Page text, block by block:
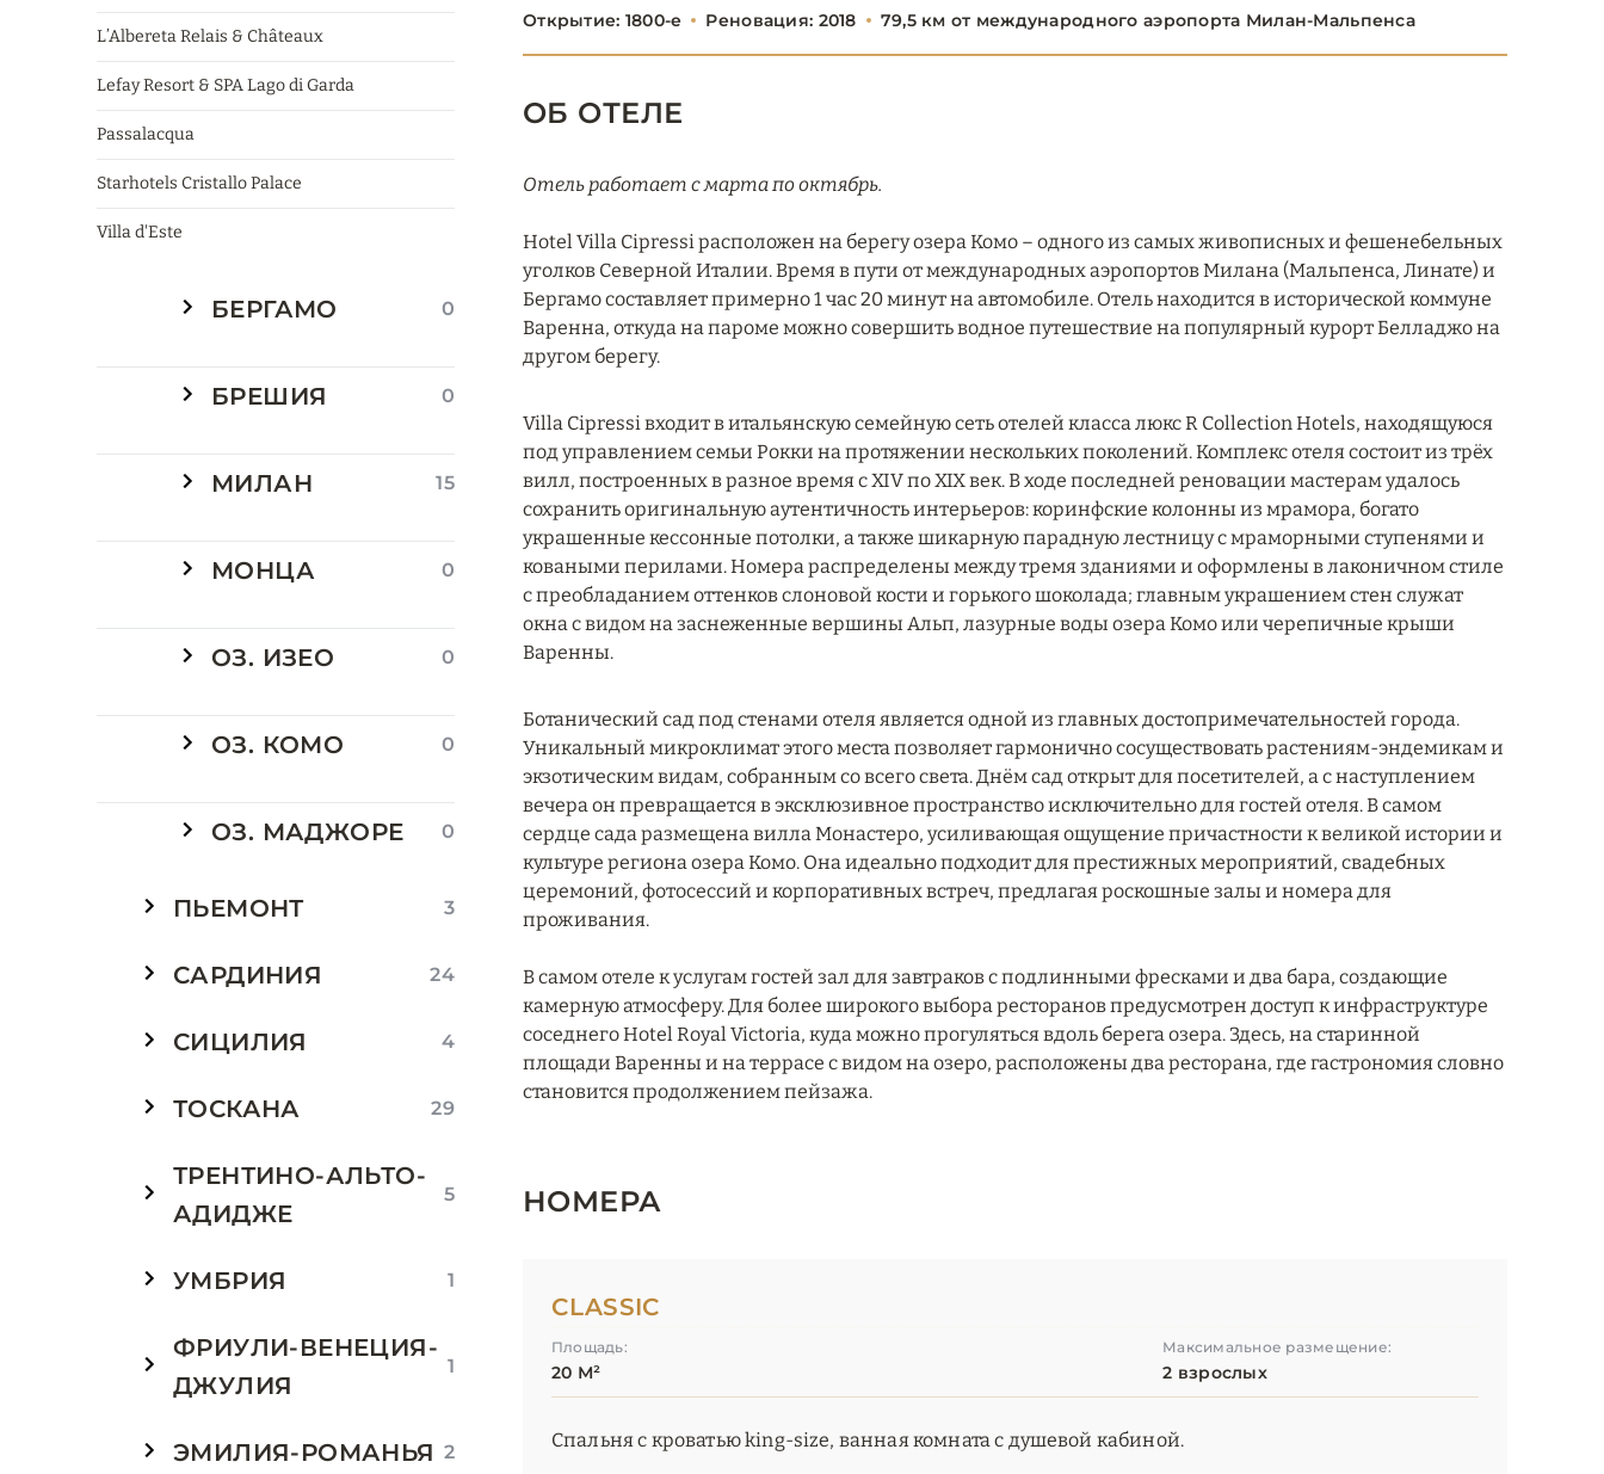
L’Albereta Relais & Châteaux
Lefay Resort & SPA Lago di Garda
Passalacqua
Starhotels Cristallo Palace
Villa d'Este
БЕРГАМО 0
БРЕШИЯ 0
МИЛАН 15
МОНЦА 0
ОЗ. ИЗЕО 0
ОЗ. КОМО 0
ОЗ. МАДЖОРЕ 0
ПЬЕМОНТ 3
САРДИНИЯ 24
СИЦИЛИЯ 4
ТОСКАНА 29
ТРЕНТИНО-АЛЬТО-
АДИДЖЕ
5
УМБРИЯ 1
ФРИУЛИ-ВЕНЕЦИЯ-
ДЖУЛИЯ
1
ЭМИЛИЯ-РОМАНЬЯ 2
Открытие: 1800-е Реновация: 2018 79,5 км от международного аэропорта Милан-Мальпенса
ОБ ОТЕЛЕ
Отель работает с марта по октябрь.
Hotel Villa Cipressi расположен на берегу озера Комо – одного из самых живописных и фешенебельных
уголков Северной Италии. Время в пути от международных аэропортов Милана (Мальпенса, Линате) и
Бергамо составляет примерно 1 час 20 минут на автомобиле. Отель находится в исторической коммуне
Варенна, откуда на пароме можно совершить водное путешествие на популярный курорт Белладжо на
другом берегу.
Villa Cipressi входит в итальянскую семейную сеть отелей класса люкс R Collection Hotels, находящуюся
под управлением семьи Рокки на протяжении нескольких поколений. Комплекс отеля состоит из трёх
вилл, построенных в разное время с XIV по XIX век. В ходе последней реновации мастерам удалось
сохранить оригинальную аутентичность интерьеров: коринфские колонны из мрамора, богато
украшенные кессонные потолки, а также шикарную парадную лестницу с мраморными ступенями и
коваными перилами. Номера распределены между тремя зданиями и оформлены в лаконичном стиле
с преобладанием оттенков слоновой кости и горького шоколада; главным украшением стен служат
окна с видом на заснеженные вершины Альп, лазурные воды озера Комо или черепичные крыши
Варенны.
Ботанический сад под стенами отеля является одной из главных достопримечательностей города.
Уникальный микроклимат этого места позволяет гармонично сосуществовать растениям-эндемикам и
экзотическим видам, собранным со всего света. Днём сад открыт для посетителей, а с наступлением
вечера он превращается в эксклюзивное пространство исключительно для гостей отеля. В самом
сердце сада размещена вилла Монастеро, усиливающая ощущение причастности к великой истории и
культуре региона озера Комо. Она идеально подходит для престижных мероприятий, свадебных
церемоний, фотосессий и корпоративных встреч, предлагая роскошные залы и номера для
проживания.
В самом отеле к услугам гостей зал для завтраков с подлинными фресками и два бара, создающие
камерную атмосферу. Для более широкого выбора ресторанов предусмотрен доступ к инфраструктуре
соседнего Hotel Royal Victoria, куда можно прогуляться вдоль берега озера. Здесь, на старинной
площади Варенны и на террасе с видом на озеро, расположены два ресторана, где гастрономия словно
становится продолжением пейзажа.
НОМЕРА
CLASSIC
Площадь:
20 М²
Максимальное размещение:
2 взрослых
Спальня с кроватью king-size, ванная комната с душевой кабиной.